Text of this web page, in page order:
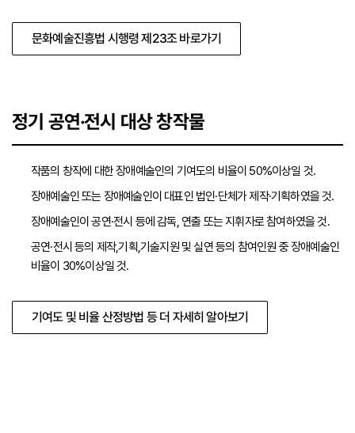
문화예술진흥법 시행령 제23조 바로가기
정기 공연·전시 대상 창작물
작품의 창작에 대한 장애예술인의 기여도의 비율이 50%이상일 것.
장애예술인 또는 장애예술인이 대표인 법인·단체가 제작·기획하였을 것.
장애예술인이 공연·전시 등에 감독, 연출 또는 지휘자로 참여하였을 것.
공연·전시 등의 제작,기획,기술지원 및 실연 등의 참여인원 중 장애예술인
비율이 30%이상일 것.
기여도 및 비율 산정방법 등 더 자세히 알아보기